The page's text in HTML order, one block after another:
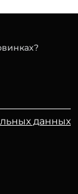
данных